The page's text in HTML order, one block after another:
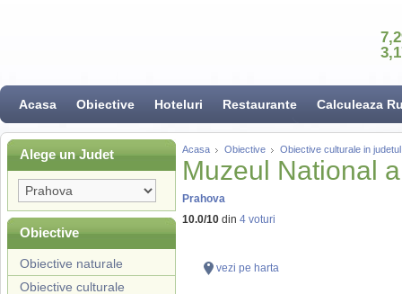
Acasa Obiective Hoteluri Restaurante Calculeaza
Alege un Judet
Obiective
Obiective naturale
Obiective culturale
Acasa Obiective Obiective culturale in
Muzeul National
Prahova
10.0/10 din 4 voturi
vezi pe harta